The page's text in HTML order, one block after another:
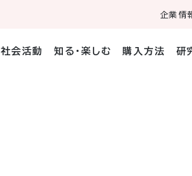
企業情
社会活動 知る・楽しむ 購入方法 研